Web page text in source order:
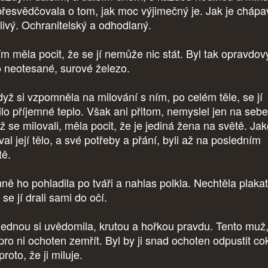
o tom, jak moc výjimečný je. Jak je
Ochranitelský a odhodlaný.
měla pocit, že se jí nemůže nic stát. Byl tak
neotesané, surové železo.
si vzpomněla na milování s ním, po celém těle, se jí
příjemné teplo. Však ani přitom, nemyslel jen na
se milovali, měla pocit, že je jediná žena na světě.
její tělo, a své potřeby a přání, byli až na posledním
ho pohladila po tváři a nahlas polkla. Nechtěla
se jí drali sami do očí.
si uvědomila, krutou a hořkou pravdu. Tento
ni ochoten zemřít. Byl by ji snad ochoten odpustit
že ji miluje.